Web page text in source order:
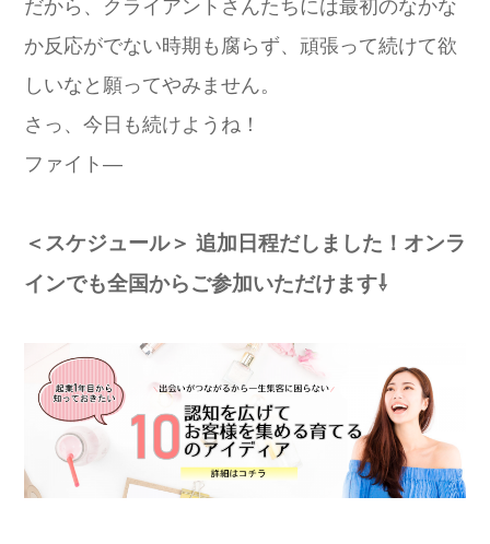
だから、クライアントさんたちには最初のなかな
か反応がでない時期も腐らず、頑張って続けて欲
しいなと願ってやみません。
さっ、今日も続けようね！
ファイト―
＜スケジュール＞ 追加日程だしました！オンラ
インでも全国からご参加いただけます⇩